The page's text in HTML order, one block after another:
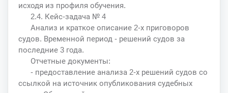
исходя из профиля обучения.
2.4. Кейс-задача № 4
Анализ и краткое описание 2-х приговоров
судов. Временной период - решений судов за
последние 3 года.
Отчетные документы:
- предоставление анализа 2-х решений судов со
ссылкой на источник опубликования судебных